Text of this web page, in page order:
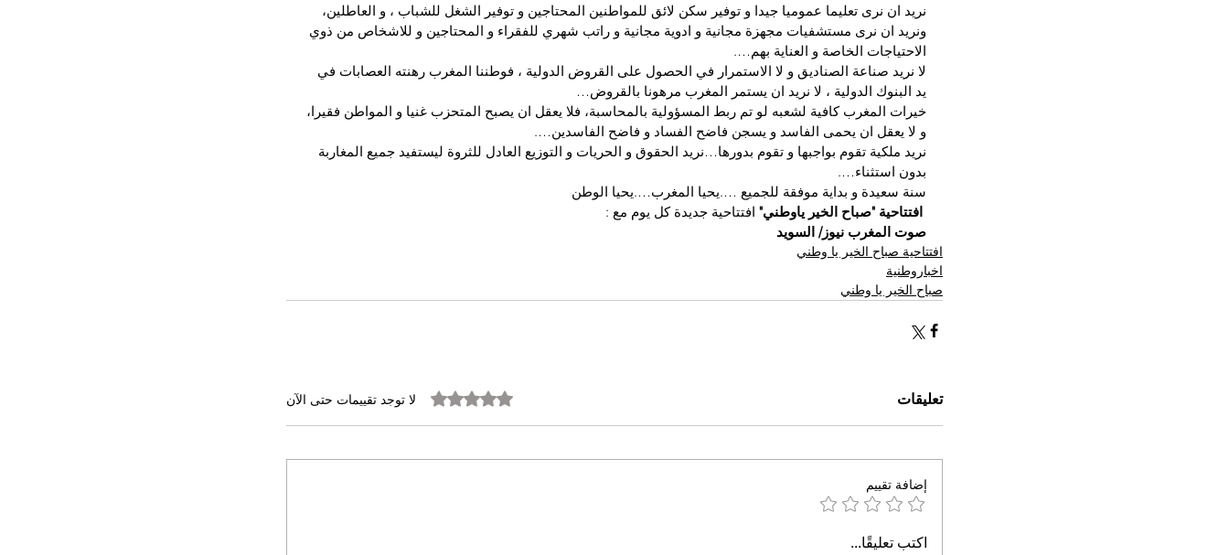
نريد ان نرى تعليما عموميا جيدا و توفير سكن لائق للمواطنين المحتاجين و توفير الشغل للشباب ، و العاطلين،
ونريد ان نرى مستشفيات مجهزة مجانية و ادوية مجانية و راتب شهري للفقراء و المحتاجين و للاشخاص من ذوي
الاحتياجات الخاصة و العناية بهم….
لا نريد صناعة الصناديق و لا الاستمرار في الحصول على القروض الدولية ، فوطننا المغرب رهنته العصابات في
يد البنوك الدولية ، لا نريد ان يستمر المغرب مرهونا بالقروض…
خيرات المغرب كافية لشعبه لو تم ربط المسؤولية بالمحاسبة، فلا يعقل ان يصبح المتحزب غنيا و المواطن فقيرا،
و لا يعقل ان يحمى الفاسد و يسجن فاضح الفساد و فاضح الفاسدين….
نريد ملكية تقوم بواجبها و تقوم بدورها…نريد الحقوق و الحريات و التوزيع العادل للثروة ليستفيد جميع المغاربة
بدون استثناء….
سنة سعيدة و بداية موفقة للجميع ….يحيا المغرب….يحيا الوطن
افتتاحية "صباح الخير ياوطني" افتتاحية جديدة كل يوم مع :
صوت المغرب نيوز/ السويد
افتتاحية صباح الخير يا وطني
اخباروطنية
صباح الخير يا وطني
تعليقات تم التقييم بـ 0 من أصل 5 نجوم. لا توجد تقييمات حتى الآن
إضافة تقييم
اكتب تعليقًا...